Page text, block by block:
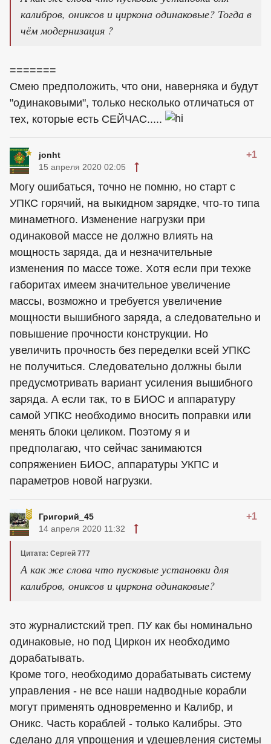
калибров, ониксов и циркона одинаковые? Тогда в
чём модернизация ?
=======
Смею предположить, что они, наверняка и будут
"одинаковыми", только несколько отличаться от
тех, которые есть СЕЙЧАС.....
jonht +1
15 апреля 2020 02:05
Могу ошибаться, точно не помню, но старт с
УПКС горячий, на выкидном зарядке, что-то типа
минаметного. Изменение нагрузки при
одинаковой массе не должно влиять на
мощность заряда, да и незначительные
изменения по массе тоже. Хотя если при техже
габоритах имеем значительное увеличение
массы, возможно и требуется увеличение
мощности вышибного заряда, а следовательно и
повышение прочности конструкции. Но
увеличить прочность без переделки всей УПКС
не получиться. Следовательно должны были
предусмотривать вариант усиления вышибного
заряда. А если так, то в БИОС и аппаратуру
самой УПКС необходимо вносить поправки или
менять блоки целиком. Поэтому я и
предполагаю, что сейчас занимаются
сопряжениен БИОС, аппаратуры УКПС и
параметров новой нагрузки.
Григорий_45 +1
14 апреля 2020 11:32
Цитата: Сергей 777
А как же слова что пусковые установки для
калибров, ониксов и циркона одинаковые?
это журналистский треп. ПУ как бы номинально
одинаковые, но под Циркон их необходимо
дорабатывать.
Кроме того, необходимо дорабатывать систему
управления - не все наши надводные корабли
могут применять одновременно и Калибр, и
Оникс. Часть кораблей - только Калибры. Это
сделано для упрощения и удешевления системы